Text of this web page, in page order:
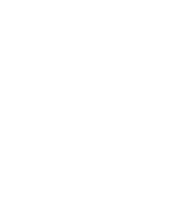
Zugriff auf Informationen auf einem Endgerät
Daten zur Auswahl von Werbeanzeigen
für personalisierte Werbung